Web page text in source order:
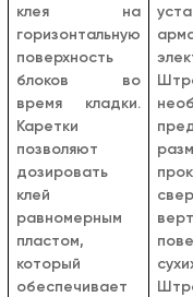
клея на
горизонтальную
поверхность
блоков во
время кладки.
Каретки
позволяют
дозировать
клей
равномерным
пластом,
который
обеспечивает